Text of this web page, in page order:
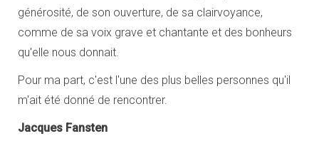
générosité, de son ouverture, de sa clairvoyance,
comme de sa voix grave et chantante et des bonheurs
qu'elle nous donnait.
Pour ma part, c'est l'une des plus belles personnes qu'il
m'ait été donné de rencontrer.
Jacques Fansten